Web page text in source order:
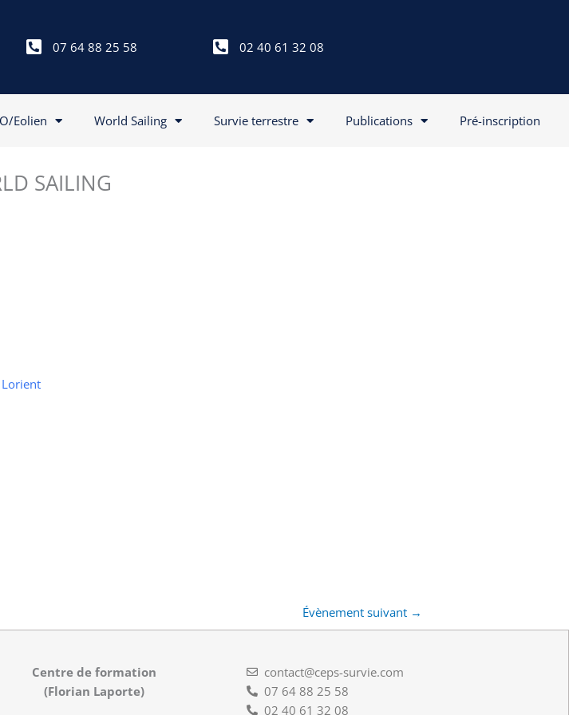
07 64 88 25 58 02 40 61 32 08
Eolien World Sailing Survie terrestre Publications Pré-inscription
SAILING
Lorient
Évènement suivant →
Centre de formation
(Florian Laporte)
contact@ceps-survie.com
07 64 88 25 58
02 40 61 32 08